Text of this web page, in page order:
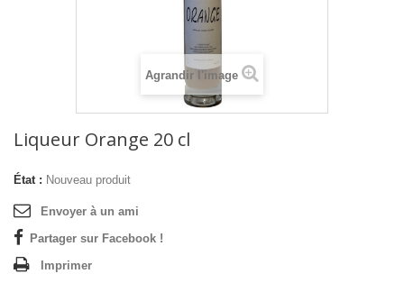
Agrandir l'image
Liqueur Orange 20 cl
État : Nouveau produit
Envoyer à un ami
Partager sur Facebook !
Imprimer